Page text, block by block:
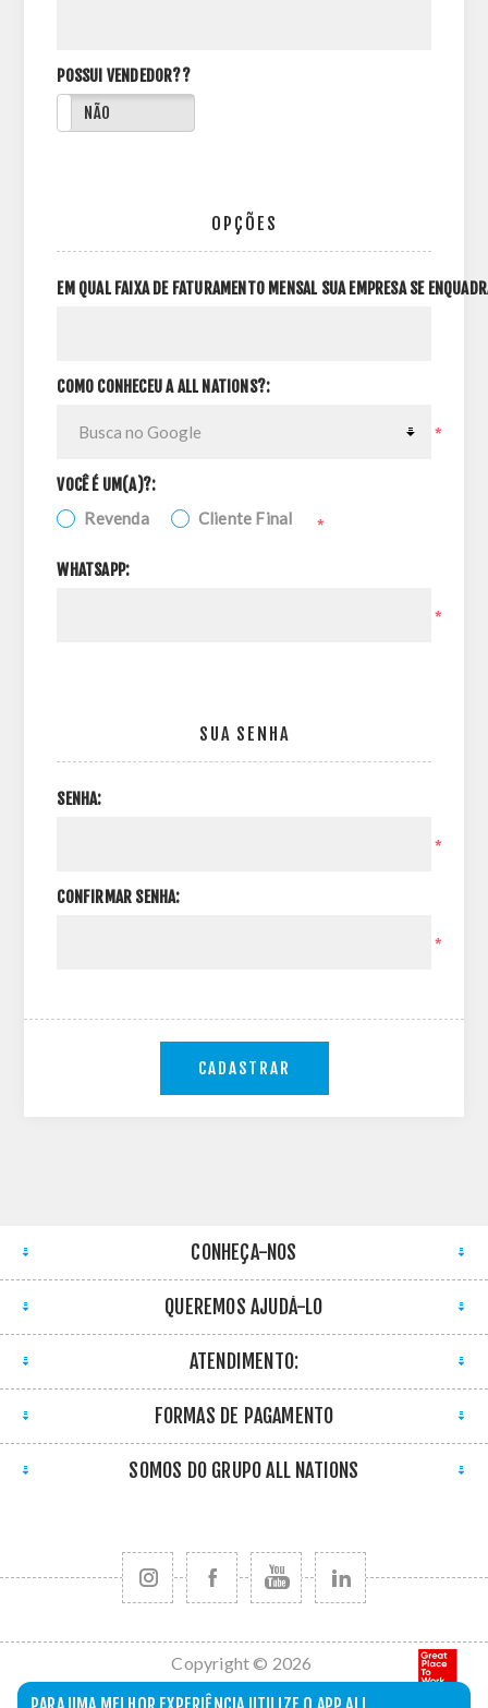
POSSUI VENDEDOR??
NÃO
OPÇÕES
EM QUAL FAIXA DE FATURAMENTO MENSAL SUA EMPRESA SE
COMO CONHECEU A ALL NATIONS?:
*
VOCÊ É UM(A)?:
Revenda Cliente Final *
WHATSAPP:
*
SUA SENHA
SENHA:
*
CONFIRMAR SENHA:
*
CADASTRAR
CONHEÇA-NOS
QUEREMOS AJUDÁ-LO
ATENDIMENTO:
FORMAS DE PAGAMENTO
SOMOS DO GRUPO ALL NATIONS
Copyright © 2026
All Nations. Todos